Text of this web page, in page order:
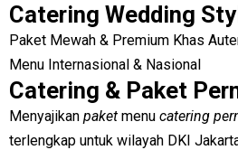
Catering Wedding
Paket Mewah & Premium Khas
Menu Internasional & Nasional
Catering & Paket
Menyajikan paket menu catering
terlengkap untuk wilayah DKI